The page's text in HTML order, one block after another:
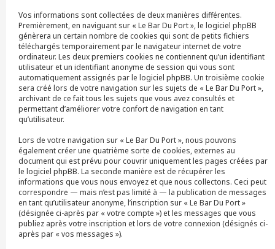
Vos informations sont collectées de deux manières différentes.
Premièrement, en naviguant sur « Le Bar Du Port », le logiciel phpBB
génèrera un certain nombre de cookies qui sont de petits fichiers
téléchargés temporairement par le navigateur internet de votre
ordinateur. Les deux premiers cookies ne contiennent qu’un identifiant
utilisateur et un identifiant anonyme de session qui vous sont
automatiquement assignés par le logiciel phpBB. Un troisième cookie
sera créé lors de votre navigation sur les sujets de « Le Bar Du Port »,
archivant de ce fait tous les sujets que vous avez consultés et
permettant d’améliorer votre confort de navigation en tant
qu’utilisateur.
Lors de votre navigation sur « Le Bar Du Port », nous pouvons
également créer une quatrième sorte de cookies, externes au
document qui est prévu pour couvrir uniquement les pages créées par
le logiciel phpBB. La seconde manière est de récupérer les
informations que vous nous envoyez et que nous collectons. Ceci peut
correspondre — mais n’est pas limité à — la publication de messages
en tant qu’utilisateur anonyme, l’inscription sur « Le Bar Du Port »
(désignée ci-après par « votre compte ») et les messages que vous
publiez après votre inscription et lors de votre connexion (désignés ci-
après par « vos messages »).